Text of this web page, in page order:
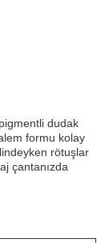
dudak
formu kolay
rötuşlar
çantanızda